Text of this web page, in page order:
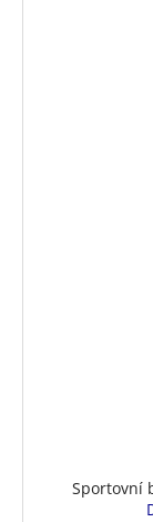
Sportovní